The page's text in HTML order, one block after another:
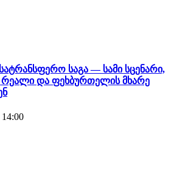
სატრანსფერო საგა — სამი სცენარი,
და ფეხბურთელის მხარე